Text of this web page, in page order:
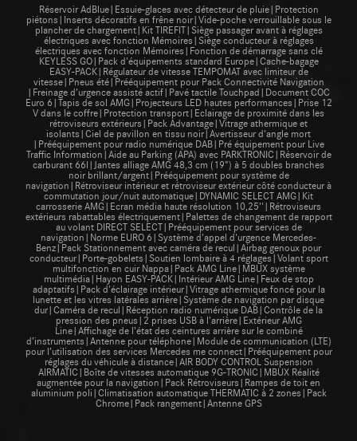
Réservoir AdBlue|Essuie-glaces avec détecteur de pluie|Protection
piétons|Inserts décoratifs en frêne noir|Vide-poche verrouillable sous le
plancher de chargement|Kit TIREFIT|Siège passager avant à réglages
électriques avec fonction Mémoires|Siège conducteur à réglages
électriques avec fonction Mémoires|Fonction de démarrage sans clé
KEYLESS GO|Pack d'équipements standard Europe|Cache-bagage
EASY-PACK|Régulateur de vitesse TEMPOMAT avec limiteur de
vitesse|Pneus été|Prééquipement pour Pack Connectivité Navigation
|Freinage d’urgence assisté actif|Pavé tactile Touchpad|Document COC
Euro 6|Tapis de sol AMG|Projecteurs LED hautes performances|Prise 12
V dans le coffre|Protection transport|Eclairage de proximité dans les
rétroviseurs extérieurs|Pack Advantage|Vitrage athermique et
isolants|Ciel de pavillon en tissu noir|Avertisseur d'angle mort
|Prééquipement pour radio numérique DAB|Pré équipement pour Live
Traffic Information|Aide au Parking (APA) avec PARKTRONIC|Réservoir de
carburant 66l|Jantes alliage AMG 48,3 cm (19") à 5 doubles branches
noir brillant/argent|Prééquipement pour système de
navigation|Rétroviseur intérieur et rétroviseur extérieur côté conducteur à
commutation jour/nuit automatique|DYNAMIC SELECT AMG|Kit
carrosserie AMG|Ecran média haute résolution 10,25''|Rétroviseurs
extérieurs rabattables électriquement|Palettes de changement de rapport
au volant DIRECT SELECT|Prééquipement pour services de
navigation|Norme EURO 6|Système d'appel d'urgence Mercedes-
Benz|Pack Stationnement avec caméra de recul|Airbag genoux pour
conducteur|Porte-gobelets|Soutien lombaire à 4 réglages|Volant sport
multifonction en cuir Nappa|Pack AMG Line|MBUX système
multimédia|Hayon EASY-PACK|Intérieur AMG Line|Feux de stop
adaptatifs|Pack d'éclairage intérieur|Vitrage athermique foncé pour la
lunette et les vitres latérales arrière|Système de navigation par disque
dur|Caméra de recul|Réception radio numérique DAB|Contrôle de la
pression des pneus|2 prises USB à l’arrière|Extérieur AMG
Line|Affichage de l’état des ceintures arrière sur le combiné
d’instruments|Antenne pour téléphone|Module de communication (LTE)
pour l’utilisation des services Mercedes me connect|Prééquipement pour
réglages du véhicule à distance|AIR BODY CONTROL Suspension
AIRMATIC|Boîte de vitesses automatique 9G-TRONIC|MBUX Réalité
augmentée pour la navigation|Pack Rétroviseurs|Rampes de toit en
aluminium poli|Climatisation automatique THERMATIC à 2 zones|Pack
Chrome|Pack rangement|Antenne GPS